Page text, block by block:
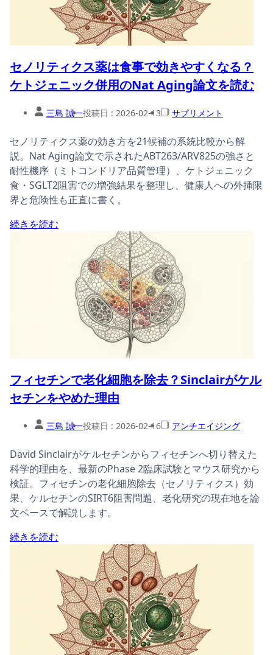
セノリティクス薬は食事で効きやすくなる？
ケトジェニック併用のNat Aging論文を読む
三島 誠一投稿日 : 2026-02-13 サプリメント
セノリティクス薬の効き方を21候補の系統比較から解
説。Nat Aging論文で示されたABT263/ARV825の強さと
耐性機序（ミトコンドリア品質管理）、ケトジェニック
食・SGLT2阻害での増強結果を整理し、健康人への外挿限
界と危険性も正直に書く。
続きを読む
フィセチンで老化細胞を除去？Sinclairがケル
セチンをやめた理由
三島 誠一投稿日 : 2026-02-16 アンチエイジング
David Sinclairがケルセチンからフィセチンへ切り替えた
科学的理由を、最新のPhase 2臨床試験とマウス研究から
検証。フィセチンの老化細胞除去（セノリティクス）効
果、ケルセチンのSIRT6阻害問題、老化研究の現在地を論
文ベースで解説します。
続きを読む